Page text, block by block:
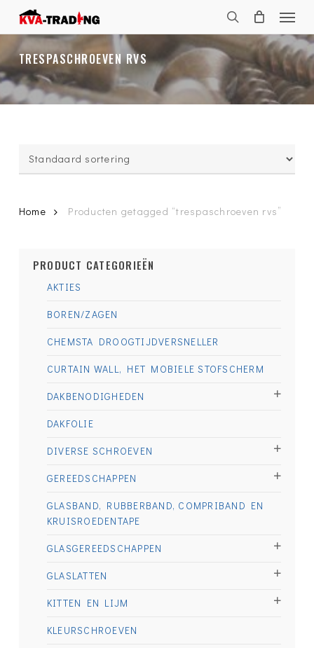
main
content
search
Menu
TRESPASCHROEVEN RVS
Home Producten getagged “trespaschroeven rvs”
PRODUCT CATEGORIEËN
AKTIES
BOREN/ZAGEN
CHEMSTA DROOGTIJDVERSNELLER
CURTAIN WALL, HET MOBIELE STOFSCHERM
DAKBENODIGHEDEN
DAKFOLIE
DIVERSE SCHROEVEN
GEREEDSCHAPPEN
GLASBAND, RUBBERBAND, COMPRIBAND EN
KRUISROEDENTAPE
GLASGEREEDSCHAPPEN
GLASLATTEN
KITTEN EN LIJM
KLEURSCHROEVEN